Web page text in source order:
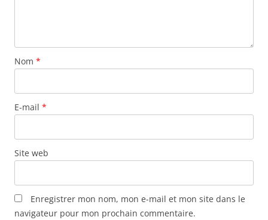
Nom *
E-mail *
Site web
Enregistrer mon nom, mon e-mail et mon site dans le
navigateur pour mon prochain commentaire.